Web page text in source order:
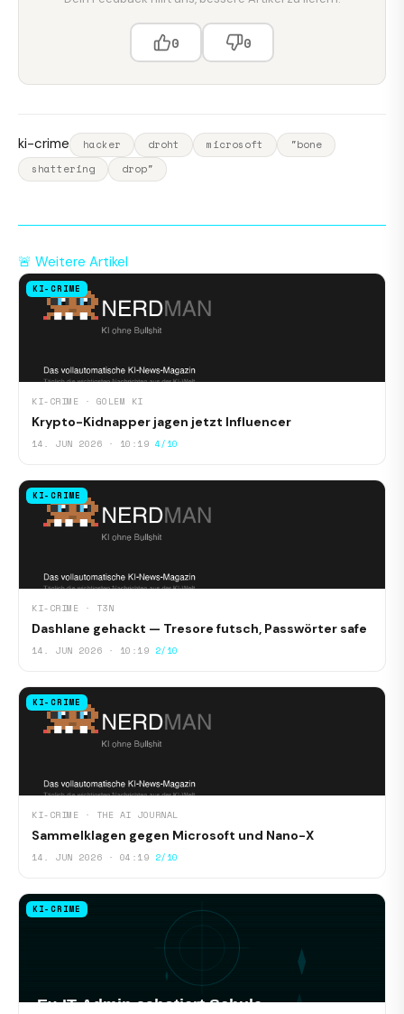
0 0
ki-crime hacker droht microsoft
"bone
shattering
drop"
🚨 Weitere Artikel
KI-CRIME
KI-CRIME · GOLEM KI
Krypto-Kidnapper jagen jetzt Influencer
14. JUN 2026 · 10:19 4/10
KI-CRIME
KI-CRIME · T3N
Dashlane gehackt — Tresore futsch, Passwörter safe
14. JUN 2026 · 10:19 2/10
KI-CRIME
KI-CRIME · THE AI JOURNAL
Sammelklagen gegen Microsoft und Nano-X
14. JUN 2026 · 04:19 2/10
KI-CRIME